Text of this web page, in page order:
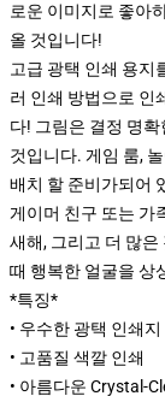
로운 이미지로 좋아
올 것입니다!
고급 광택 인쇄 용지
러 인쇄 방법으로 인
다! 그림은 결정 명
것입니다. 게임 룸,
배치 할 준비가되어
게이머 친구 또는 가
새해, 그리고 더 많
때 행복한 얼굴을 상
*특징*
• 우수한 광택 인쇄지
• 고품질 색깔 인쇄
• 아름다운 Crystal-